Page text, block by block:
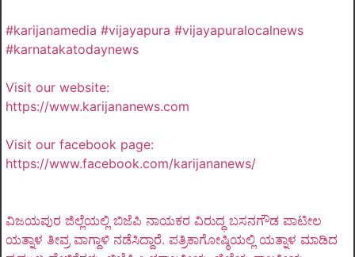
#karijanamedia #vijayapura #vijayapuralocalnews
#karnatakatodaynews
Visit our website:
https://www.karijananews.com
Visit our facebook page:
https://www.facebook.com/karijananews/
ವಿಜಯಪುರ ಜಿಲ್ಲೆಯಲ್ಲಿ ಬಿಜೆಪಿ ನಾಯಕರ ವಿರುದ್ಧ ಬಸನಗೌಡ ಪಾಟೀಲ
ಯತ್ನಾಳ ತೀವ್ರ ವಾಗ್ದಾಳಿ ನಡೆಸಿದ್ದಾರೆ. ಪತ್ರಿಕಾಗೋಷ್ಠಿಯಲ್ಲಿ ಯತ್ನಾಳ ಮಾಡಿದ